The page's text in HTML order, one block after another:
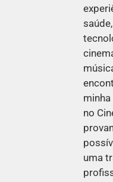
saúde,
no
uma